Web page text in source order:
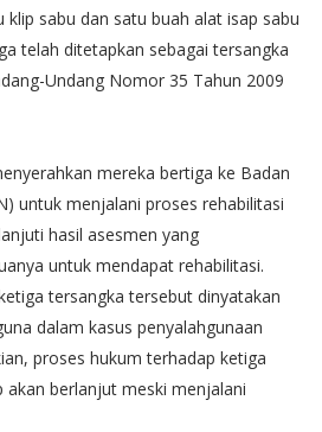
sabu dan satu buah alat isap sabu
telah ditetapkan sebagai tersangka
Undang Nomor 35 Tahun 2009
mereka bertiga ke Badan
untuk menjalani proses rehabilitasi
hasil asesmen yang
untuk mendapat rehabilitasi.
tersangka tersebut dinyatakan
dalam kasus penyalahgunaan
proses hukum terhadap ketiga
berlanjut meski menjalani